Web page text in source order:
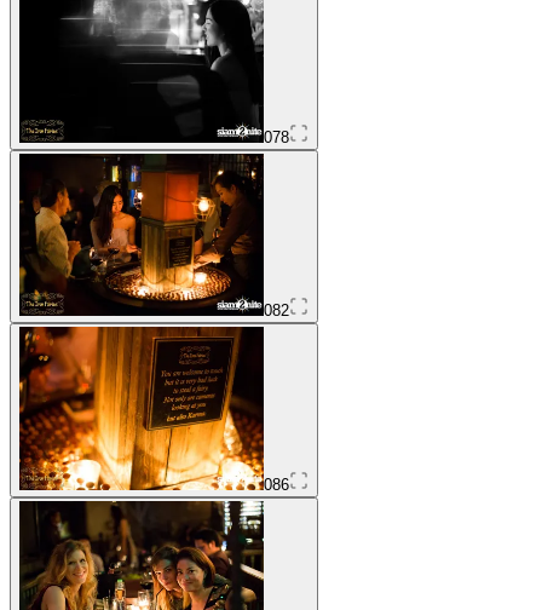
078
082
086